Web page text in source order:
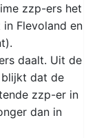
zzp-ers het
Flevoland en
daalt. Uit de
blijkt dat de
zzp-er in
dan in